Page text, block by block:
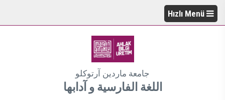
Hızlı Menü
جامعة ماردين آرتوكلو
اللغة الفارسية و آدابها